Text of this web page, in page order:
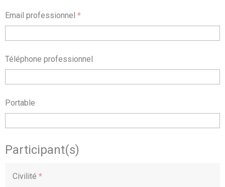
Email professionnel *
Téléphone professionnel
Portable
Participant(s)
Civilité *